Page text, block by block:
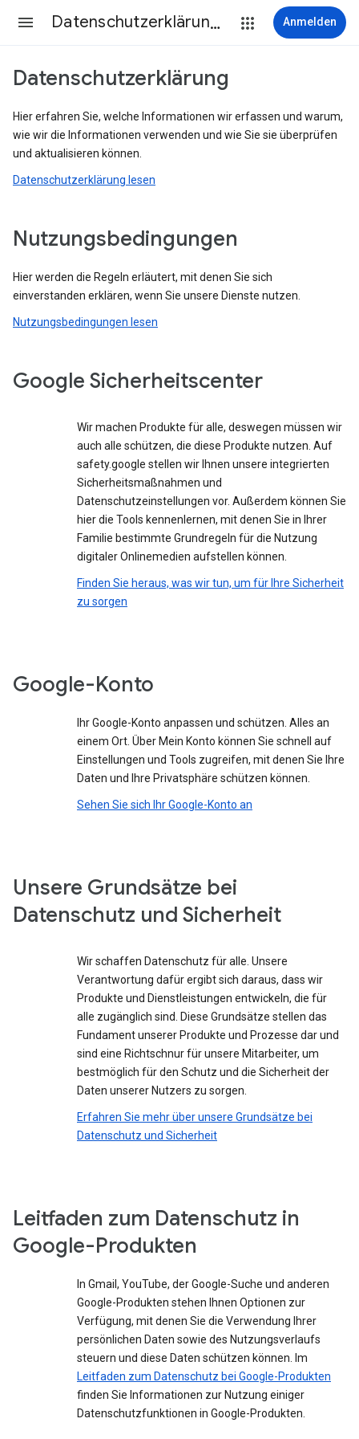
Datenschutzerklärung & Nutzungsbedingungen Anmelden
Datenschutzerklärung
Hier erfahren Sie, welche Informationen wir erfassen und warum,
wie wir die Informationen verwenden und wie Sie sie überprüfen
und aktualisieren können.
Datenschutzerklärung lesen
Nutzungsbedingungen
Hier werden die Regeln erläutert, mit denen Sie sich
einverstanden erklären, wenn Sie unsere Dienste nutzen.
Nutzungsbedingungen lesen
Google Sicherheitscenter
Wir machen Produkte für alle, deswegen müssen wir
auch alle schützen, die diese Produkte nutzen. Auf
safety.google stellen wir Ihnen unsere integrierten
Sicherheitsmaßnahmen und
Datenschutzeinstellungen vor. Außerdem können Sie
hier die Tools kennenlernen, mit denen Sie in Ihrer
Familie bestimmte Grundregeln für die Nutzung
digitaler Onlinemedien aufstellen können.
Finden Sie heraus, was wir tun, um für Ihre Sicherheit
zu sorgen
Google-Konto
Ihr Google-Konto anpassen und schützen. Alles an
einem Ort. Über Mein Konto können Sie schnell auf
Einstellungen und Tools zugreifen, mit denen Sie Ihre
Daten und Ihre Privatsphäre schützen können.
Sehen Sie sich Ihr Google-Konto an
Unsere Grundsätze bei
Datenschutz und Sicherheit
Wir schaffen Datenschutz für alle. Unsere
Verantwortung dafür ergibt sich daraus, dass wir
Produkte und Dienstleistungen entwickeln, die für
alle zugänglich sind. Diese Grundsätze stellen das
Fundament unserer Produkte und Prozesse dar und
sind eine Richtschnur für unsere Mitarbeiter, um
bestmöglich für den Schutz und die Sicherheit der
Daten unserer Nutzers zu sorgen.
Erfahren Sie mehr über unsere Grundsätze bei
Datenschutz und Sicherheit
Leitfaden zum Datenschutz in
Google-Produkten
In Gmail, YouTube, der Google-Suche und anderen
Google-Produkten stehen Ihnen Optionen zur
Verfügung, mit denen Sie die Verwendung Ihrer
persönlichen Daten sowie des Nutzungsverlaufs
steuern und diese Daten schützen können. Im
Leitfaden zum Datenschutz bei Google-Produkten
finden Sie Informationen zur Nutzung einiger
Datenschutzfunktionen in Google-Produkten.